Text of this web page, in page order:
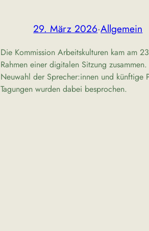
29. März 2026·Allgemein
Die Kommission Arbeitskulturen kam am
Rahmen einer digitalen Sitzung
Neuwahl der Sprecher:innen und künftige
Tagungen wurden dabei besprochen.